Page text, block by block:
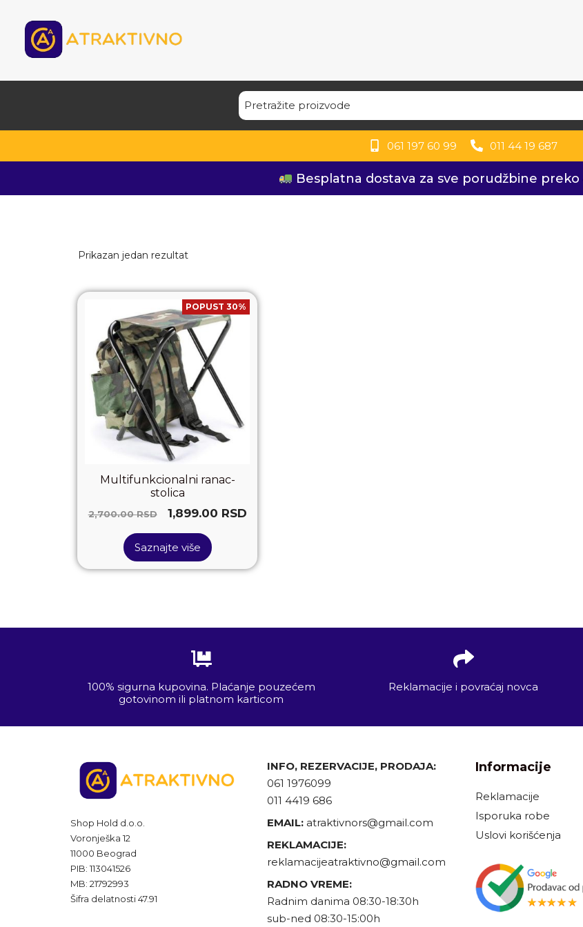
061 197 60 99 011 44 19 687
Besplatna dostava za sve porudžbine preko
Prikazan jedan rezultat
POPUST 30%
Multifunkcionalni ranac-
stolica
2,700.00RSD 1,899.00 RSD
Saznajte više
100% sigurna kupovina. Plaćanje pouzećem
gotovinom ili platnom karticom
Reklamacije i povraćaj novca
Shop Hold d.o.o.
Voronješka 12
11000 Beograd
PIB: 113041526
MB: 21792993
Šifra delatnosti 47.91
INFO, REZERVACIJE, PRODAJA:
061 1976099
011 4419 686
EMAIL: atraktivnors@gmail.com
REKLAMACIJE:
reklamacijeatraktivno@gmail.com
RADNO VREME:
Radnim danima 08:30-18:30h
sub-ned 08:30-15:00h
Informacije
Reklamacije
Isporuka robe
Uslovi korišćenja